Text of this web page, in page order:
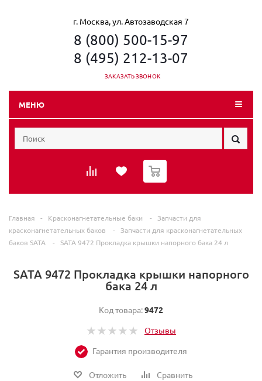
г. Москва, ул. Автозаводская 7
8 (800) 500-15-97
8 (495) 212-13-07
ЗАКАЗАТЬ ЗВОНОК
МЕНЮ
0
Главная - Красконагнетательные баки -
Запчасти для
красконагнетательных баков
-
Запчасти для красконагнетательных
баков SATA
- SATA 9472 Прокладка крышки напорного бака 24 л
SATA 9472 Прокладка крышки напорного
бака 24 л
Код товара:9472
Отзывы
Гарантия производителя
Отложить Сравнить